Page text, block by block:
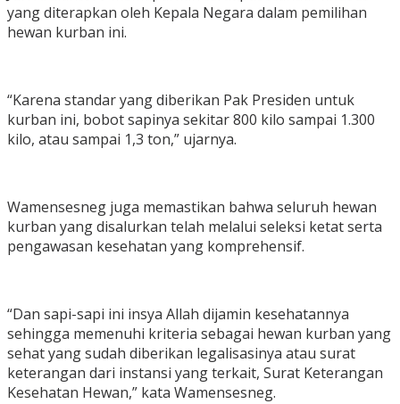
yang diterapkan oleh Kepala Negara dalam pemilihan
hewan kurban ini.
“Karena standar yang diberikan Pak Presiden untuk
kurban ini, bobot sapinya sekitar 800 kilo sampai 1.300
kilo, atau sampai 1,3 ton,” ujarnya.
​Wamensesneg juga memastikan bahwa seluruh hewan
kurban yang disalurkan telah melalui seleksi ketat serta
pengawasan kesehatan yang komprehensif.
“Dan sapi-sapi ini insya Allah dijamin kesehatannya
sehingga memenuhi kriteria sebagai hewan kurban yang
sehat yang sudah diberikan legalisasinya atau surat
keterangan dari instansi yang terkait, Surat Keterangan
Kesehatan Hewan,” kata Wamensesneg.